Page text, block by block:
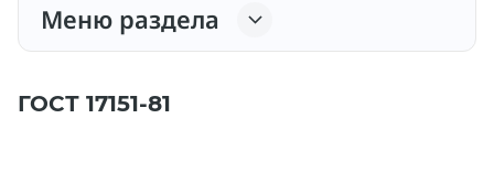
Меню раздела
ГОСТ 17151-81